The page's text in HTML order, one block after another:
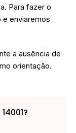
Para fazer o
e enviaremos
a ausência de
orientação.